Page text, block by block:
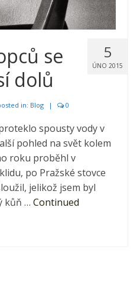
5
ÚNO 2015
se
dolů
in: Blog | 0
spousty vody v
pohled na svět kolem
roku proběhl v
po Pražské stovce
jelikož jsem byl
kůň … Continued